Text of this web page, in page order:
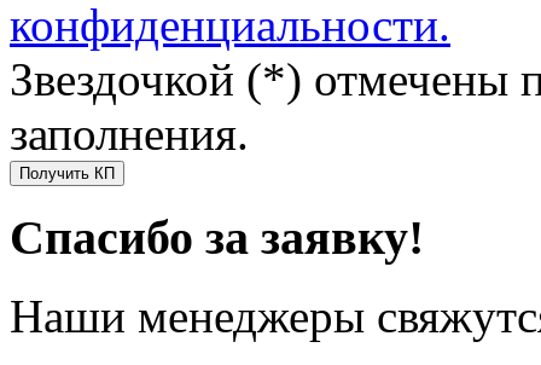
конфиденциальности.
Звездочкой (*) отмечены
заполнения.
Получить КП
Спасибо за заявку!
Наши менеджеры